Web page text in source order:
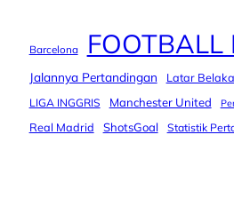
Barcelona FOOTBALL
Jalannya Pertandingan Latar
LIGA INGGRIS Manchester United
Real Madrid ShotsGoal Statistik